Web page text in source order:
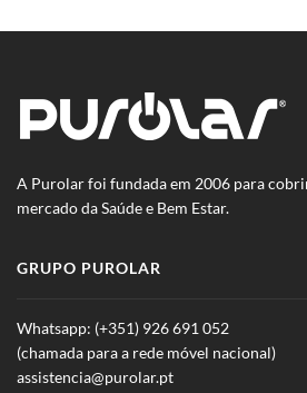
A Purolar foi fundada em 2006 para
mercado da Saúde e Bem Estar.
GRUPO PUROLAR
Whatsapp: (+351) 926 691 052
(chamada para a rede móvel nacional)
assistencia@purolar.pt